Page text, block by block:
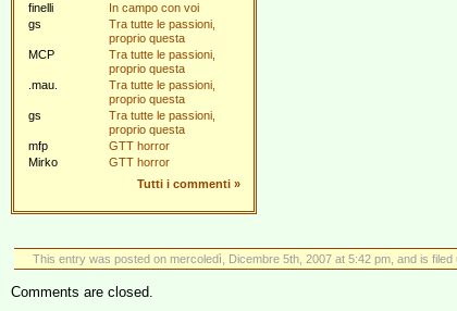
finelli
In campo con voi
gs
Tra tutte le passioni,
proprio questa
MCP
Tra tutte le passioni,
proprio questa
.mau.
Tra tutte le passioni,
proprio questa
gs
Tra tutte le passioni,
proprio questa
mfp
GTT horror
Mirko
GTT horror
Tutti i commenti »
This entry was posted on mercoledì, Dicembre 5th, 2007 at 5:42 pm, and is filed
Comments are closed.